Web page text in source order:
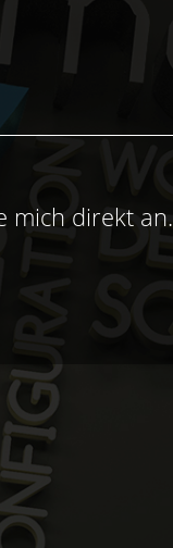
mich direkt an.